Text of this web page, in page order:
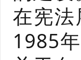
在宪
1985